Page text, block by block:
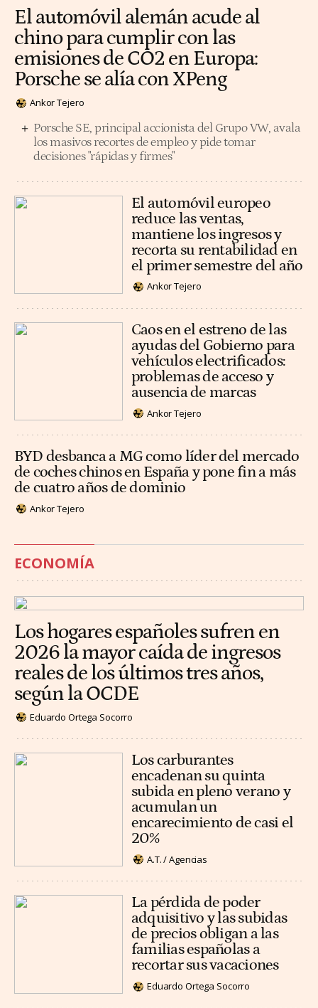
El automóvil alemán acude al
chino para cumplir con las
emisiones de CO2 en Europa:
Porsche se alía con XPeng
Ankor Tejero
Porsche SE, principal accionista del Grupo VW, avala
los masivos recortes de empleo y pide tomar
decisiones "rápidas y firmes"
El automóvil europeo
reduce las ventas,
mantiene los ingresos y
recorta su rentabilidad en
el primer semestre del año
Ankor Tejero
Caos en el estreno de las
ayudas del Gobierno para
vehículos electrificados:
problemas de acceso y
ausencia de marcas
Ankor Tejero
BYD desbanca a MG como líder del mercado
de coches chinos en España y pone fin a más
de cuatro años de dominio
Ankor Tejero
ECONOMÍA
Los hogares españoles sufren en
2026 la mayor caída de ingresos
reales de los últimos tres años,
según la OCDE
Eduardo Ortega Socorro
Los carburantes
encadenan su quinta
subida en pleno verano y
acumulan un
encarecimiento de casi el
20%
A.T. / Agencias
La pérdida de poder
adquisitivo y las subidas
de precios obligan a las
familias españolas a
recortar sus vacaciones
Eduardo Ortega Socorro